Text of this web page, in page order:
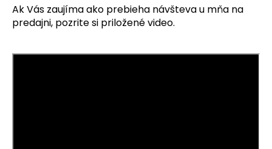
Ak Vás zaujíma ako prebieha návšteva u mňa na
predajni, pozrite si priložené video.
n
á
s